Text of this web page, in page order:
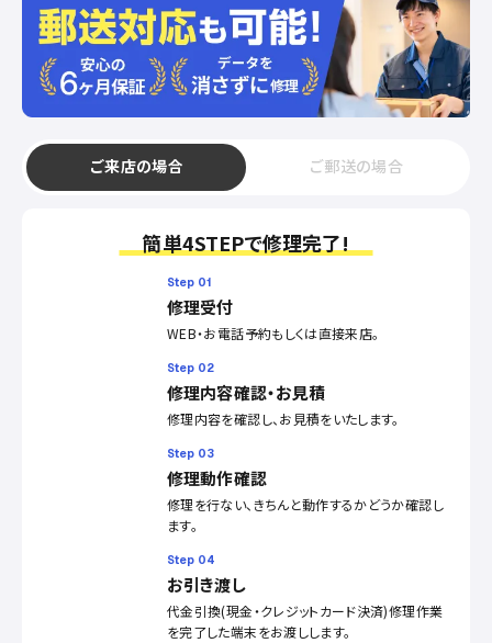
ご来店の場合 ご郵送の場合
簡単4STEPで修理完了!
Step 01
修理受付
WEB・お電話予約もしくは直接来店。
Step 02
修理内容確認・お見積
修理内容を確認し、お見積をいたします。
Step 03
修理動作確認
修理を行ない、きちんと動作するかどうか確認し
ます。
Step 04
お引き渡し
代金引換(現金・クレジットカード決済)修理作業
を完了した端末をお渡しします。